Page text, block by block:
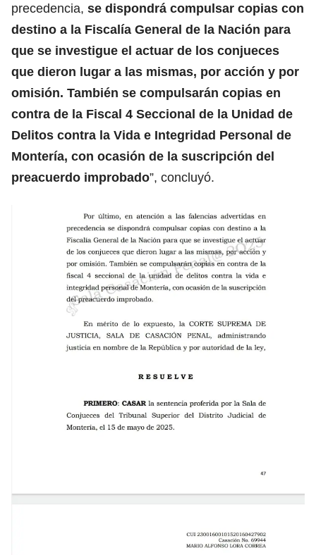
precedencia, se dispondrá compulsar copias con
destino a la Fiscalía General de la Nación para
que se investigue el actuar de los conjueces
que dieron lugar a las mismas, por acción y por
omisión. También se compulsarán copias en
contra de la Fiscal 4 Seccional de la Unidad de
Delitos contra la Vida e Integridad Personal de
Montería, con ocasión de la suscripción del
preacuerdo improbado”, concluyó.